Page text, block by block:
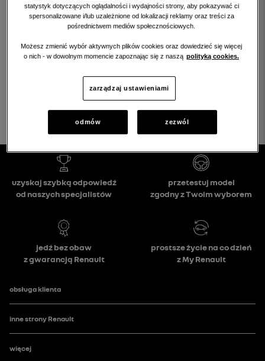
Niestety, wybrany dealer nie ma
obecnie żadnych ofert w tej kategorii.
Wróć na stronę główną.
wróć na stronę główną
statystyk dotyczących oglądalności i wydajności strony, aby pokazywać ci
spersonalizowane i/lub uzależnione od lokalizacji reklamy oraz treści za
pośrednictwem mediów społecznościowych.
Możesz zmienić wybór aktywnych plików cookies oraz dowiedzieć się więcej
o nich - w dowolnym momencie zapoznając się z naszą polityką cookies.
zarządzaj ustawieniami
odmów zezwól